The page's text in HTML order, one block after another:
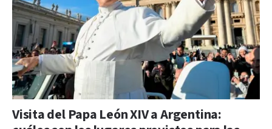
Visita del Papa León XIV a Argentina: